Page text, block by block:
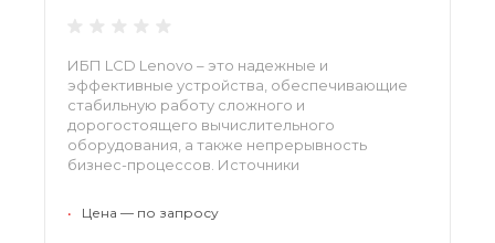
ИБП LCD Lenovo – это надежные и
эффективные устройства, обеспечивающие
стабильную работу сложного и
дорогостоящего вычислительного
оборудования, а также непрерывность
бизнес-процессов. Источники
дисплеем, благодаря чему их эксплуатация и
• Цена — по запросу